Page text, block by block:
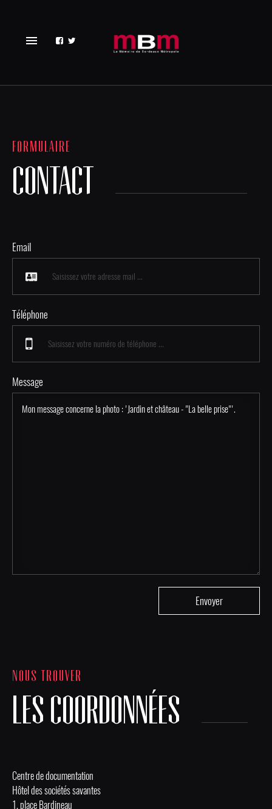
menu
FORMULAIRE
CONTACT
Email
Téléphone
Message
NOUS TROUVER
LES COORDONNÉES
Centre de documentation
Hôtel des sociétés savantes
1, place Bardineau